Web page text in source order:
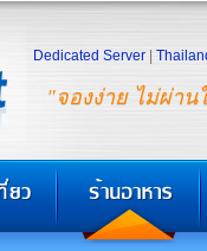
"จองง่าย ไม่ผ่าน
Dedicated Server